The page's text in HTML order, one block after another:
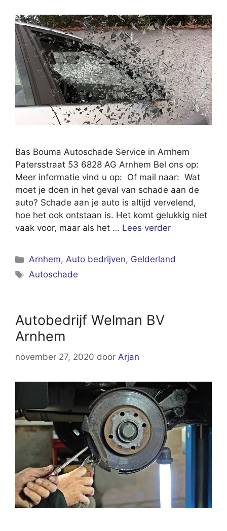
Bas Bouma Autoschade Service in Arnhem
Patersstraat 53 6828 AG Arnhem Bel ons op:
Meer informatie vind u op: Of mail naar: Wat
moet je doen in het geval van schade aan de
auto? Schade aan je auto is altijd vervelend,
hoe het ook ontstaan is. Het komt gelukkig niet
vaak voor, maar als het … Lees verder
Categorieën
Arnhem,Auto bedrijven, Gelderland
Tags
Autoschade
Autobedrijf Welman BV
Arnhem
november 27, 2020 door Arjan